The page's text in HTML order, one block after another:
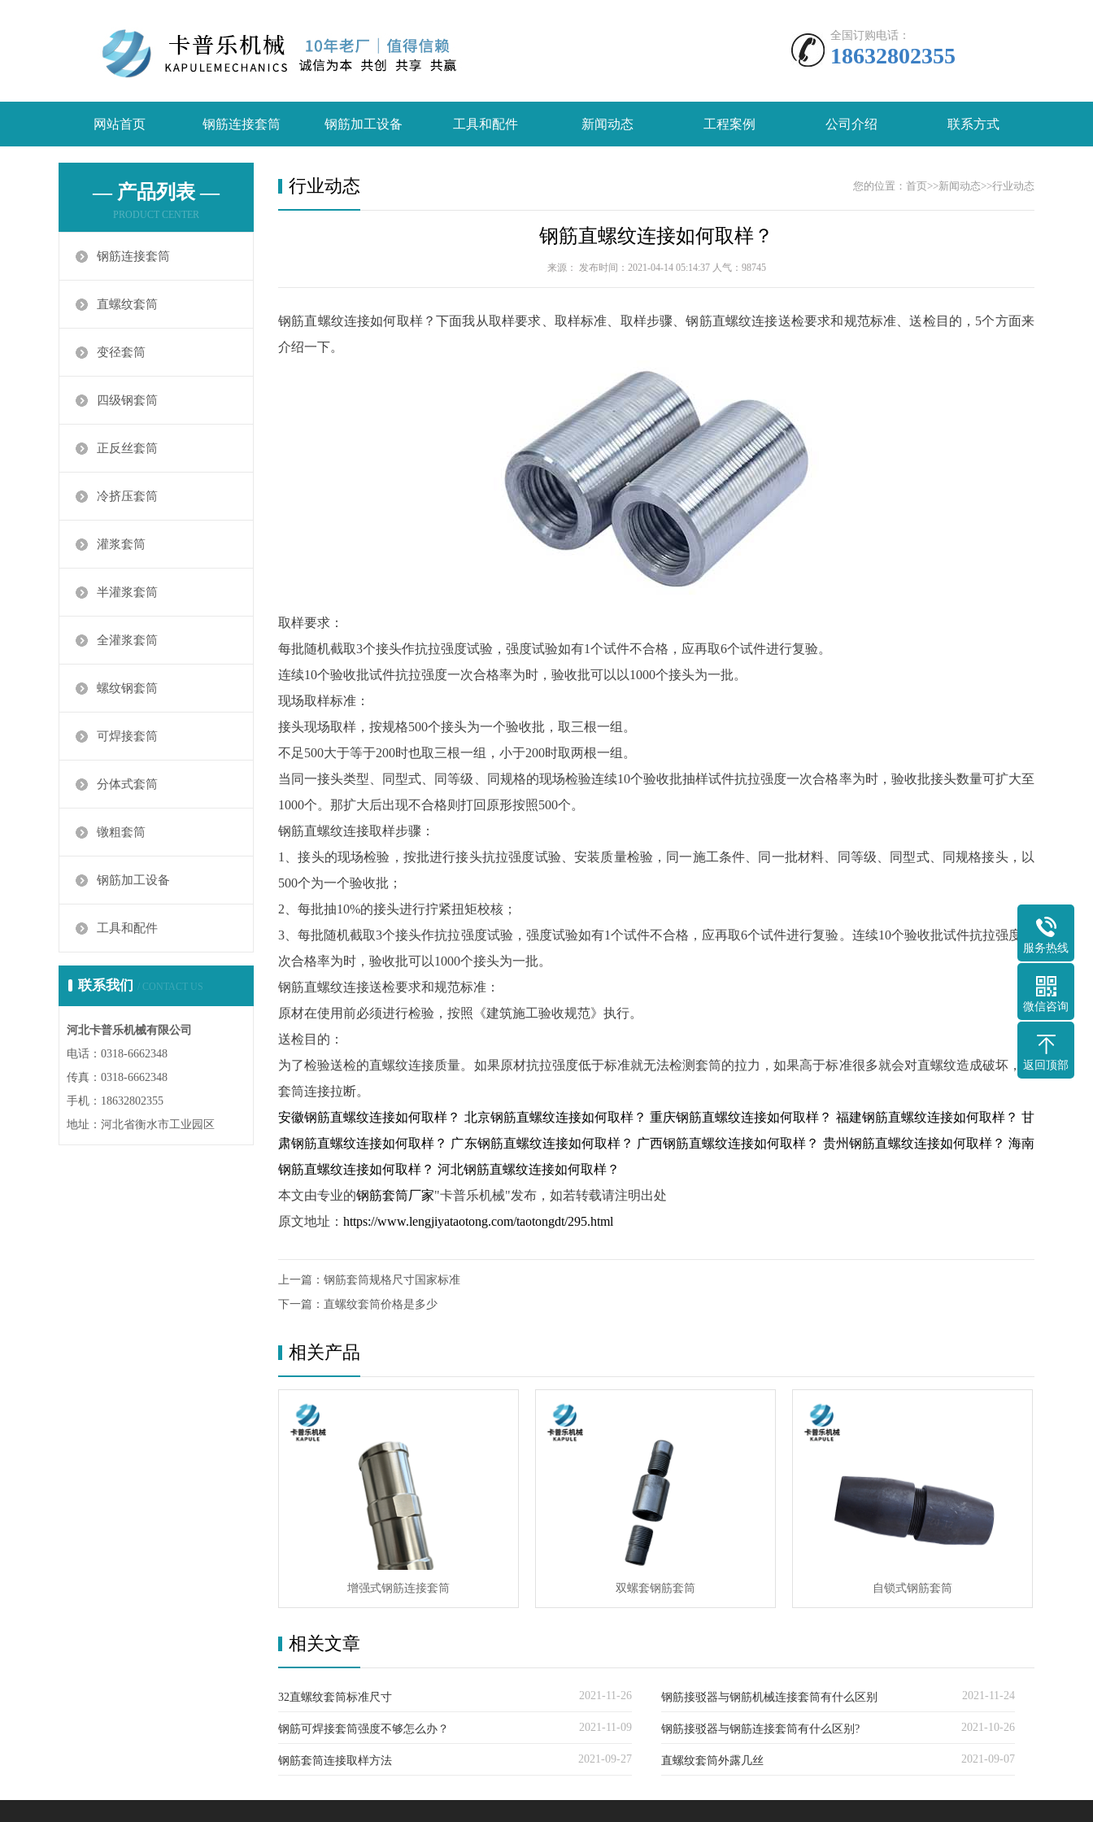
全国订购电话：
18632802355
网站首页 钢筋连接套筒 钢筋加工设备 工具和配件 新闻动态 工程案例 公司介绍 联系方式
— 产品列表 —
PRODUCT CENTER
钢筋连接套筒
直螺纹套筒
变径套筒
四级钢套筒
正反丝套筒
冷挤压套筒
灌浆套筒
半灌浆套筒
全灌浆套筒
螺纹钢套筒
可焊接套筒
分体式套筒
镦粗套筒
钢筋加工设备
工具和配件
联系我们 / CONTACT US
河北卡普乐机械有限公司
电话：0318-6662348
传真：0318-6662348
手机：18632802355
地址：河北省衡水市工业园区
您的位置： 首页>>新闻动态>>行业动态
行业动态
钢筋直螺纹连接如何取样？
来源： 发布时间：2021-04-14 05:14:37 人气： 98745
钢筋直螺纹连接如何取样？下面我从取样要求、取样标准、取样步骤、钢筋直螺纹连接送检要求和规范标准、送检目的，5个方面来
介绍一下。
取样要求：
每批随机截取3个接头作抗拉强度试验，强度试验如有1个试件不合格，应再取6个试件进行复验。
连续10个验收批试件抗拉强度一次合格率为时，验收批可以以1000个接头为一批。
现场取样标准：
接头现场取样，按规格500个接头为一个验收批，取三根一组。
不足500大于等于200时也取三根一组，小于200时取两根一组。
当同一接头类型、同型式、同等级、同规格的现场检验连续10个验收批抽样试件抗拉强度一次合格率为时，验收批接头数量可扩大至
1000个。那扩大后出现不合格则打回原形按照500个。
钢筋直螺纹连接取样步骤：
1、接头的现场检验，按批进行接头抗拉强度试验、安装质量检验，同一施工条件、同一批材料、同等级、同型式、同规格接头，以
500个为一个验收批；
2、每批抽10%的接头进行拧紧扭矩校核；
3、每批随机截取3个接头作抗拉强度试验，强度试验如有1个试件不合格，应再取6个试件进行复验。连续10个验收批试件抗拉强度一
次合格率为时，验收批可以1000个接头为一批。
钢筋直螺纹连接送检要求和规范标准：
原材在使用前必须进行检验，按照《建筑施工验收规范》执行。
送检目的：
为了检验送检的直螺纹连接质量。如果原材抗拉强度低于标准就无法检测套筒的拉力，如果高于标准很多就会对直螺纹造成破坏，将
套筒连接拉断。
安徽钢筋直螺纹连接如何取样？ 北京钢筋直螺纹连接如何取样？ 重庆钢筋直螺纹连接如何取样？ 福建钢筋直螺纹连接如何取样？ 甘
肃钢筋直螺纹连接如何取样？ 广东钢筋直螺纹连接如何取样？ 广西钢筋直螺纹连接如何取样？ 贵州钢筋直螺纹连接如何取样？ 海南
钢筋直螺纹连接如何取样？ 河北钢筋直螺纹连接如何取样？
本文由专业的钢筋套筒厂家"卡普乐机械"发布，如若转载请注明出处
原文地址： https://www.lengjiyataotong.com/taotongdt/295.html
上一篇： 钢筋套筒规格尺寸国家标准
下一篇： 直螺纹套筒价格是多少
相关产品
增强式钢筋连接套筒 双螺套钢筋套筒 自锁式钢筋套筒
相关文章
2021-11-26
32直螺纹套筒标准尺寸 2021-11-24
钢筋接驳器与钢筋机械连接套筒有什么区别
2021-11-09
钢筋可焊接套筒强度不够怎么办？ 2021-10-26
钢筋接驳器与钢筋连接套筒有什么区别?
2021-09-27
钢筋套筒连接取样方法 2021-09-07
直螺纹套筒外露几丝
服务热线
微信咨询
返回顶部